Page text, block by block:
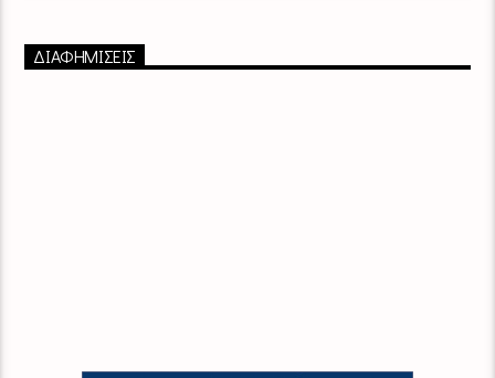
ΔΙΑΦΗΜΙΣΕΙΣ